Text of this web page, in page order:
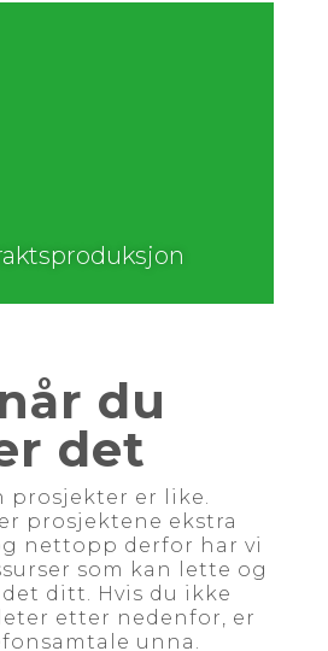
du
det
prosjekter er like.
prosjektene ekstra
nettopp derfor har vi
som kan lette og
ditt. Hvis du ikke
etter nedenfor, er
unna.